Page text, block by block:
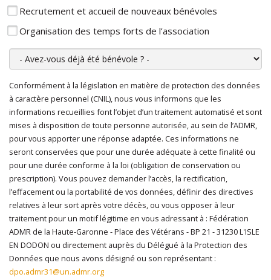
Recrutement et accueil de nouveaux bénévoles
Organisation des temps forts de l’association
Avez-vous déjà été bénévole ?
En cliquant sur "Envoyer", je consens au traitement de mes
données à caractère personnel*
Conformément à la législation en matière de protection des données
à caractère personnel (CNIL), nous vous informons que les
informations recueillies font l’objet d’un traitement automatisé et sont
mises à disposition de toute personne autorisée, au sein de l’ADMR,
pour vous apporter une réponse adaptée. Ces informations ne
seront conservées que pour une durée adéquate à cette finalité ou
pour une durée conforme à la loi (obligation de conservation ou
prescription). Vous pouvez demander l’accès, la rectification,
l’effacement ou la portabilité de vos données, définir des directives
relatives à leur sort après votre décès, ou vous opposer à leur
traitement pour un motif légitime en vous adressant à : Fédération
ADMR de la Haute-Garonne - Place des Vétérans - BP 21 - 31230 L'ISLE
EN DODON ou directement auprès du Délégué à la Protection des
Données que nous avons désigné ou son représentant :
dpo.admr31@un.admr.org